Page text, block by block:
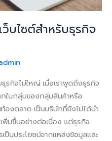
บไซต์สำหรับธุรกิจ
รกิจไม่ใหญ่ เมื่อเราพูดถึงธุรกิจ
ในกลุ่มของกลุ่มสินค้าหรือ
องตลาด เป็นบริษัทที่ยังไม่ได้นำ
พิ่มขึ้นอย่างต่อเนื่อง แต่ธุรกิจ
ป็นประโยชน์จากแหล่งข้อมูลและ